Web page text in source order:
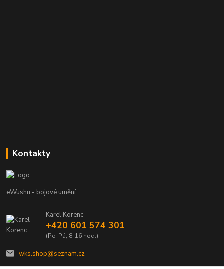
Kontakty
eWushu - bojové umění
Karel Korenc
+420 601 574 301
(Po-Pá, 8-16 hod.)
wks.shop@seznam.cz